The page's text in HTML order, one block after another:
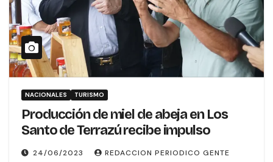
NACIONALES TURISMO
Producción de miel de abeja en Los
Santo de Terrazú recibe impulso
24/06/2023 REDACCION PERIODICO GENTE